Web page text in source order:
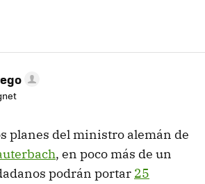
planes del ministro alemán de
, en poco más de un
podrán portar 25